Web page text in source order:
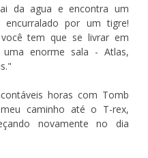
da agua e encontra um
por um tigre!
tem que se livrar em
enorme sala - Atlas,
horas com Tomb
caminho até o T-rex,
novamente no dia